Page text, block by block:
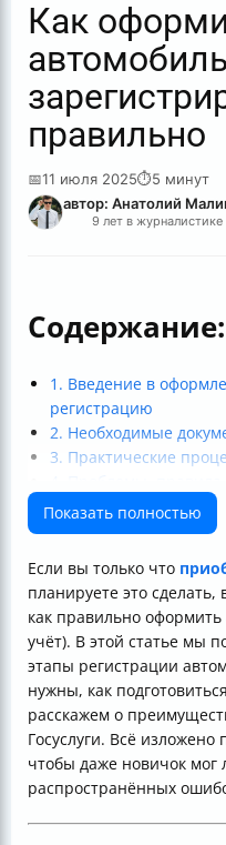
Как
правильно
📅11 июля 2025⏱5 минут
автор: Анатолий
9 лет в журналистике
Содержание:
1. Введение в
регистрацию
2. Необходимые
3. Практические
5. Особые случаи и
Заключение
Показать полностью
Если вы только что
планируете это
как правильно оформить
учёт). В этой статье мы
этапы регистрации
нужны, как
расскажем о
Госуслуги. Всё
чтобы даже новичок мог
распространённых